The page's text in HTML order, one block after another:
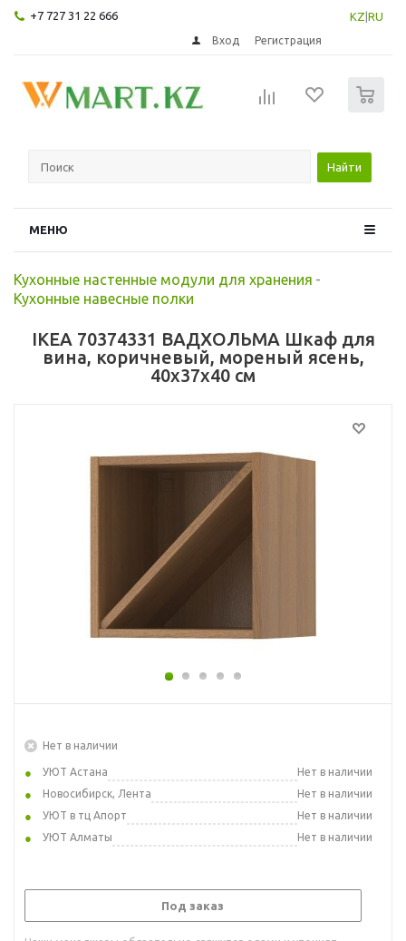
+7 727 31 22 666 KZ RU
Вход Регистрация
Найти
МЕНЮ
Кухонные настенные модули для хранения -
Кухонные навесные полки
IKEA 70374331 ВАДХОЛЬМА Шкаф для
вина, коричневый, мореный ясень,
40x37x40 см
Нет в наличии
УЮТ Астана
Нет в наличии
Новосибирск, Лента
Нет в наличии
УЮТ в тц Апорт
Нет в наличии
УЮТ Алматы
Нет в наличии
Под заказ